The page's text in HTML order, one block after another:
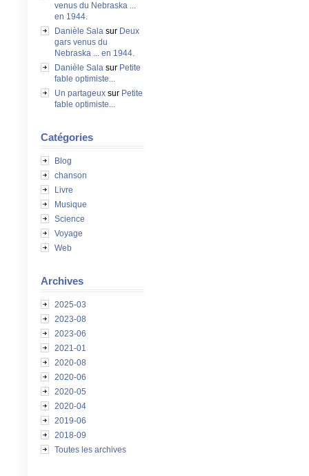
venus du Nebraska ...
en 1944.
Danièle Sala sur Deux
gars venus du
Nebraska ... en 1944.
Danièle Sala sur Petite
fable optimiste...
Un partageux sur Petite
fable optimiste...
Catégories
Blog
chanson
Livre
Musique
Science
Voyage
Web
Archives
2025-03
2023-08
2023-06
2021-01
2020-08
2020-06
2020-05
2020-04
2019-06
2018-09
Toutes les archives